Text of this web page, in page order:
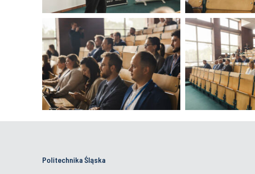
Politechnika Śląska